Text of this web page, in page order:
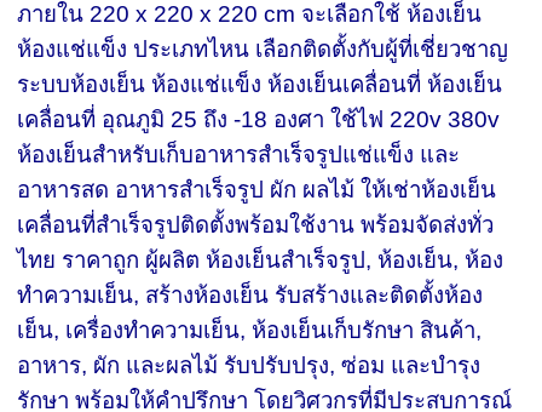
ภายใน 220 x 220 x 220 cm​ จะเลือกใช้ ห้องเย็น
ห้องแช่แข็ง ประเภทไหน เลือกติดตั้งกับผู้ที่เชี่ยวชาญ
ระบบห้องเย็น ห้องแช่แข็ง ห้องเย็นเคลื่อนที่ ห้องเย็น
เคลื่อนที่ อุณภูมิ 25 ถึง -18 องศา ใช้ไฟ 220v 380v
ห้องเย็นสำหรับ​เก็บอาหารสำเร็จรูปแช่แข็ง และ
อาหารสด อาหารสำเร็จรูป ผัก ผลไม้ ให้เช่าห้องเย็น
เคลื่อนที่สำเร็จรูปติดตั้งพร้อมใช้งาน พร้อมจัดส่งทั่ว
ไทย ราคาถูก ผู้ผลิต ห้องเย็นสำเร็จรูป, ห้องเย็น, ห้อง
ทำความเย็น, สร้างห้องเย็น รับสร้างและติดตั้งห้อง
เย็น, เครื่องทำความเย็น, ห้องเย็นเก็บรักษา สินค้า,
อาหาร, ผัก และผลไม้ รับปรับปรุง, ซ่อม และบำรุง
รักษา พร้อมให้คำปรึกษา โดยวิศวกรที่มีประสบการณ์